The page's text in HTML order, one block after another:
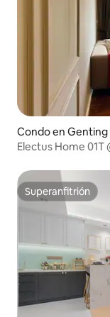
Condo en Genting
Electus Home
Superanfitrión
Superanfitrión